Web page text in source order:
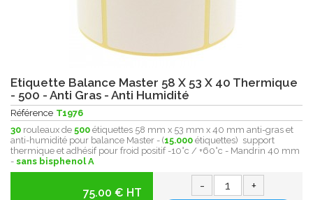
Etiquette Balance Master 58 X 53 X 40 Thermique
- 500 - Anti Gras - Anti Humidité
Référence T1976
30 rouleaux de 500 étiquettes 58 mm x 53 mm x 40 mm anti-gras et
anti-humidité pour balance Master - (15.000 étiquettes) support
thermique et adhésif pour froid positif -10°c / +60°c - Mandrin 40 mm
- sans bisphenol A
75.00 € HT - +